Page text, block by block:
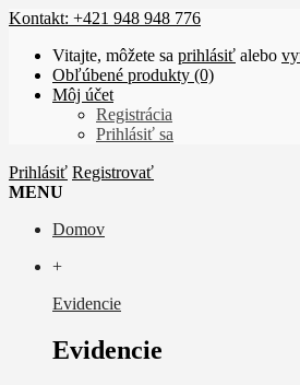
Kontakt: +421 948 948 776
Vitajte, môžete sa prihlásiť alebo
Obľúbené produkty (0)
Môj účet
Registrácia
Prihlásiť sa
Prihlásiť Registrovať
MENU
Domov
+
Evidencie
Evidencie